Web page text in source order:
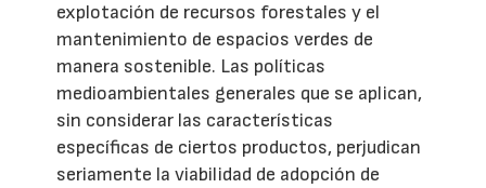
explotación de recursos forestales y el
mantenimiento de espacios verdes de
manera sostenible. Las políticas
medioambientales generales que se aplican,
sin considerar las características
específicas de ciertos productos, perjudican
seriamente la viabilidad de adopción de